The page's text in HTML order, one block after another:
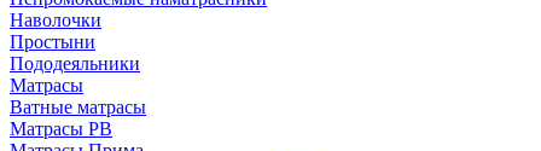
Наволочки
Простыни
Пододеяльники
Матрасы
Ватные матрасы
Матрасы РВ